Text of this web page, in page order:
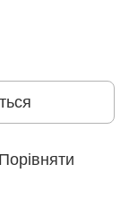
Порівняти